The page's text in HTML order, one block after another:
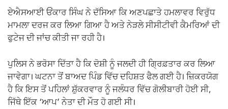
ਏਐਸਆਈ ਓਂਕਾਰ ਸਿੰਘ ਨੇ ਦੱਸਿਆ ਕਿ ਅਣਪਛਾਤੇ ਹਮਲਾਵਰ ਵਿਰੁੱਧ
ਮਾਮਲਾ ਦਰਜ ਕਰ ਲਿਆ ਗਿਆ ਹੈ ਅਤੇ ਨੇੜਲੇ ਸੀਸੀਟੀਵੀ ਕੈਮਰਿਆਂ ਦੀ
ਫੁਟੇਜ ਦੀ ਜਾਂਚ ਕੀਤੀ ਜਾ ਰਹੀ ਹੈ।
ਪੁਲਿਸ ਨੇ ਭਰੋਸਾ ਦਿੱਤਾ ਹੈ ਕਿ ਦੋਸ਼ੀ ਨੂੰ ਜਲਦੀ ਹੀ ਗ੍ਰਿਫ਼ਤਾਰ ਕਰ ਲਿਆ
ਜਾਵੇਗਾ। ਘਟਨਾ ਤੋਂ ਬਾਅਦ ਪਿੰਡ ਵਿੱਚ ਦਹਿਸ਼ਤ ਫੈਲ ਗਈ ਹੈ। ਜ਼ਿਕਰਯੋਗ
ਹੈ ਕਿ ਇਸ ਤੋਂ ਪਹਿਲਾਂ ਸ਼ੁੱਕਰਵਾਰ ਨੂੰ ਜਲੰਧਰ ਵਿੱਚ ਗੋਲੀਬਾਰੀ ਹੋਈ ਸੀ,
ਜਿੱਥੇ ਇੱਕ ‘ਆਪ’ ਨੇਤਾ ਦੀ ਮੌਤ ਹੋ ਗਈ ਸੀ।